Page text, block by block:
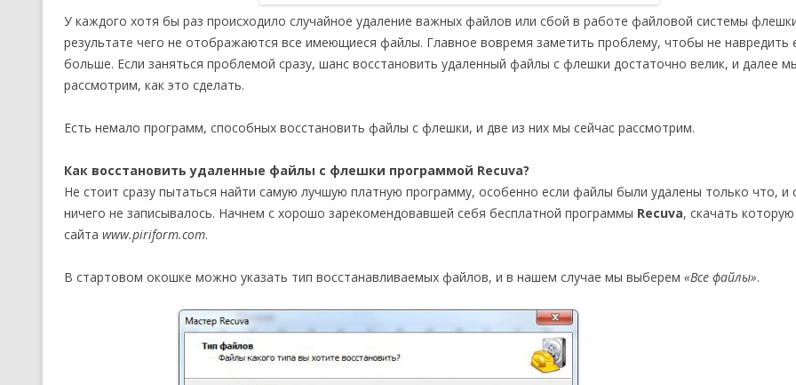
У каждого хотя бы раз происходило случайное удаление важных файлов или сбой в работе файловой системы
результате чего не отображаются все имеющиеся файлы. Главное вовремя заметить проблему, чтобы не навредить
больше. Если заняться проблемой сразу, шанс восстановить удаленный файлы с флешки достаточно велик, и далее
рассмотрим, как это сделать.
Есть немало программ, способных восстановить файлы с флешки, и две из них мы сейчас рассмотрим.
Как восстановить удаленные файлы с флешки программой Recuva?
Не стоит сразу пытаться найти самую лучшую платную программу, особенно если файлы были удалены только что, и
ничего не записывалось. Начнем с хорошо зарекомендовавшей себя бесплатной программы Recuva, скачать
сайта www.piriform.com.
В стартовом окошке можно указать тип восстанавливаемых файлов, и в нашем случае мы выберем «Все файлы».